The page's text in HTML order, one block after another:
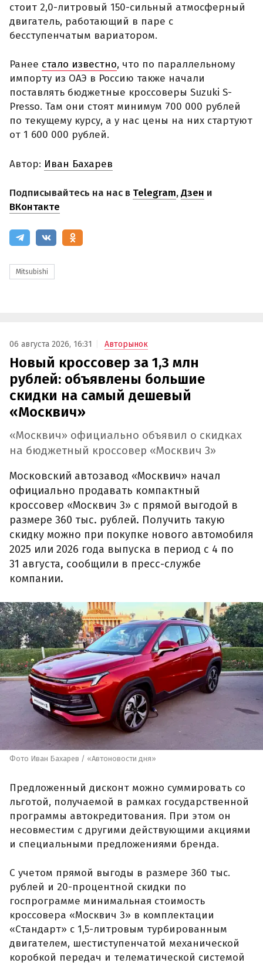
стоит 2,0-литровый 150-сильный атмосферный
двигатель, работающий в паре с
бесступенчатым вариатором.
Ранее стало известно, что по параллельному
импорту из ОАЭ в Россию также начали
поставлять бюджетные кроссоверы Suzuki S-
Presso. Там они стоят минимум 700 000 рублей
по текущему курсу, а у нас цены на них стартуют
от 1 600 000 рублей.
Автор: Иван Бахарев
Подписывайтесь на нас в Telegram,Дзен и
ВКонтакте
Mitsubishi
06 августа 2026, 16:31 Авторынок
Новый кроссовер за 1,3 млн
рублей: объявлены большие
скидки на самый дешевый
«Москвич»
«Москвич» официально объявил о скидках
на бюджетный кроссовер «Москвич 3»
Московский автозавод «Москвич» начал
официально продавать компактный
кроссовер «Москвич 3» с прямой выгодой в
размере 360 тыс. рублей. Получить такую
скидку можно при покупке нового автомобиля
2025 или 2026 года выпуска в период с 4 по
31 августа, сообщили в пресс-службе
компании.
Фото Иван Бахарев / «Автоновости дня»
Предложенный дисконт можно суммировать со
льготой, получаемой в рамках государственной
программы автокредитования. При этом он
несовместим с другими действующими акциями
и специальными предложениями бренда.
С учетом прямой выгоды в размере 360 тыс.
рублей и 20-процентной скидки по
госпрограмме минимальная стоимость
кроссовера «Москвич 3» в комплектации
«Стандарт» с 1,5-литровым турбированным
двигателем, шестиступенчатой механической
коробкой передач и телематической системой